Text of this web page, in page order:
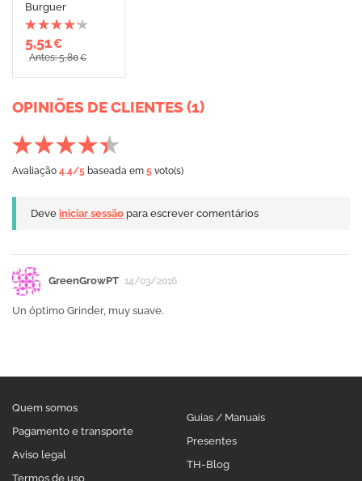
Burguer
5,51€
Antes: 5,80€
OPINIÕES DE CLIENTES (1)
Avaliação 4.4/5 baseada em 5 voto(s)
Deve iniciar sessão para escrever comentários
GreenGrowPT 14/03/2016
Un óptimo Grinder, muy suave.
Quem somos
Pagamento e transporte
Aviso legal
Termos de uso
Guias / Manuais
Presentes
TH-Blog